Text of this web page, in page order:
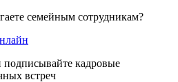
семейным сотрудникам?
подписывайте кадровые
встреч